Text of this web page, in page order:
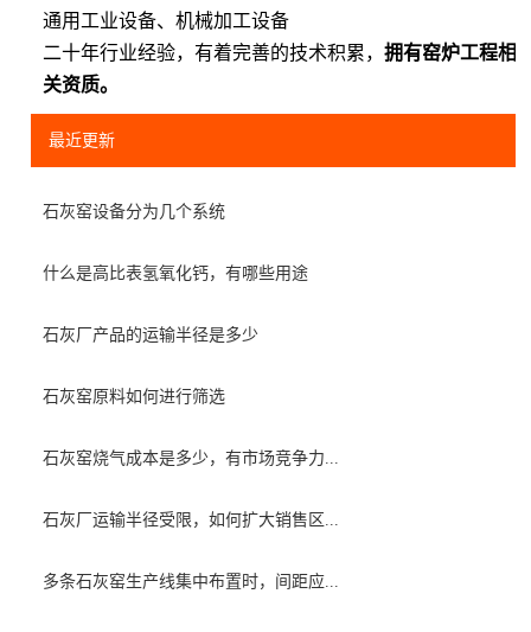
通用工业设备、机械加工设备
二十年行业经验，有着完善的技术积累，拥有窑炉工程相
关资质。
最近更新
石灰窑设备分为几个系统
什么是高比表氢氧化钙，有哪些用途
石灰厂产品的运输半径是多少
石灰窑原料如何进行筛选
石灰窑烧气成本是多少，有市场竞争力...
石灰厂运输半径受限，如何扩大销售区...
多条石灰窑生产线集中布置时，间距应...